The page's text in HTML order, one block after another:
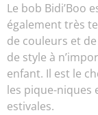
Le bob Bidi’Boo
également très
de couleurs et
de style à
enfant. Il est le
les pique-niques
estivales.